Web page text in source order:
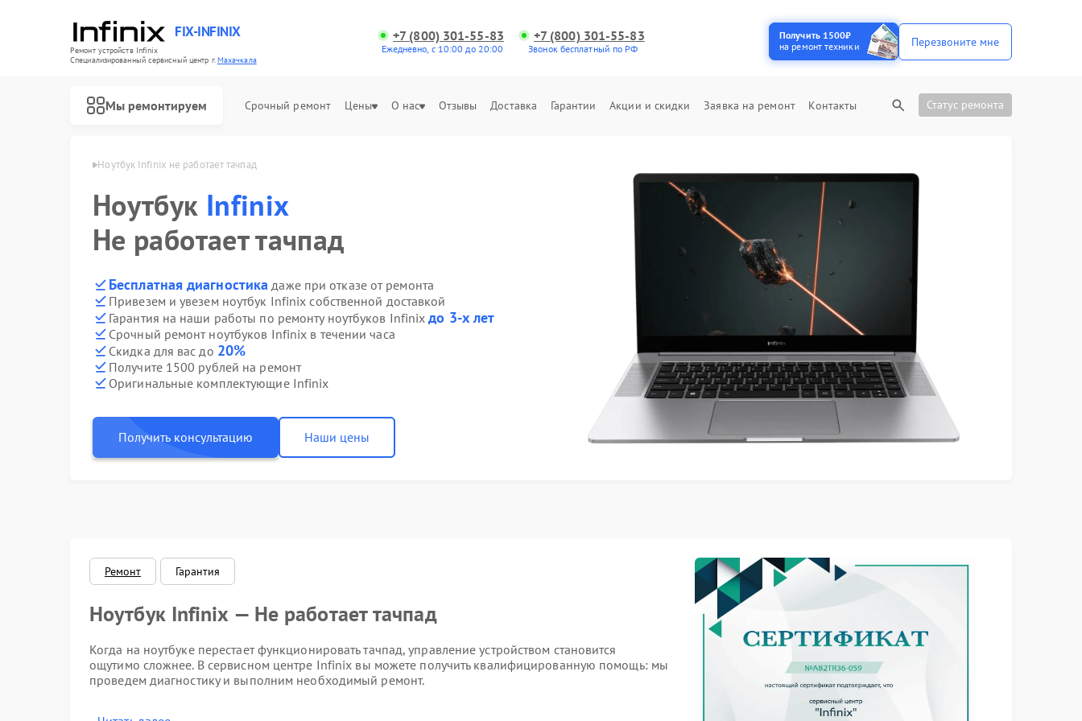
FIX-INFINIX
Ремонт устройств Infinix
Специализированный cервисный центр г.Махачкала
+7 (800) 301-55-83
Ежедневно, с 10:00 до 20:00
+7 (800) 301-55-83
Звонок бесплатный по РФ
Получить 1500₽
на ремонт техники
Перезвоните мне
Мы ремонтируем Срочный ремонт Цены О нас Отзывы Доставка Гарантии Акции и скидки Заявка на ремонт Контакты Статус ремонта
Infinix в Махачкале Ноутбук Infinix не работает тачпад
Ноутбук Infinix
Не работает тачпад
Бесплатная диагностика даже при отказе от ремонта
Привезем и увезем ноутбук Infinix собственной доставкой
Гарантия на наши работы по ремонту ноутбуков Infinixдо 3-х лет
Срочный ремонт ноутбуков Infinix в течении часа
Скидка для вас до 20%
Получите 1500 рублей на ремонт
Оригинальные комплектующие Infinix
Получить консультацию Наши цены
Ремонт Гарантия
Ноутбук Infinix — Не работает тачпад
Когда на ноутбуке перестает функционировать тачпад, управление устройством становится
ощутимо сложнее. В сервисном центре Infinix вы можете получить квалифицированную помощь: мы
проведем диагностику и выполним необходимый ремонт.
Признаки неисправности тачпада